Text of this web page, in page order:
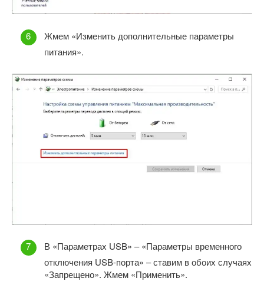
Жмем «Изменить дополнительные параметры
питания».
В «Параметрах USB» – «Параметры временного
отключения USB-порта» – ставим в обоих случаях
«Запрещено». Жмем «Применить».